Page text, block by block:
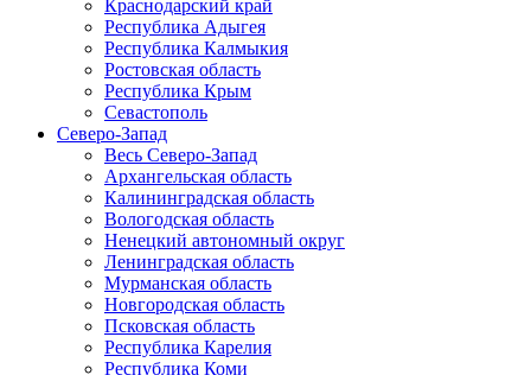
Краснодарский край
Республика Адыгея
Республика Калмыкия
Ростовская область
Республика Крым
Севастополь
Северо-Запад
Весь Северо-Запад
Архангельская область
Калининградская область
Вологодская область
Ненецкий автономный округ
Ленинградская область
Мурманская область
Новгородская область
Псковская область
Республика Карелия
Республика Коми